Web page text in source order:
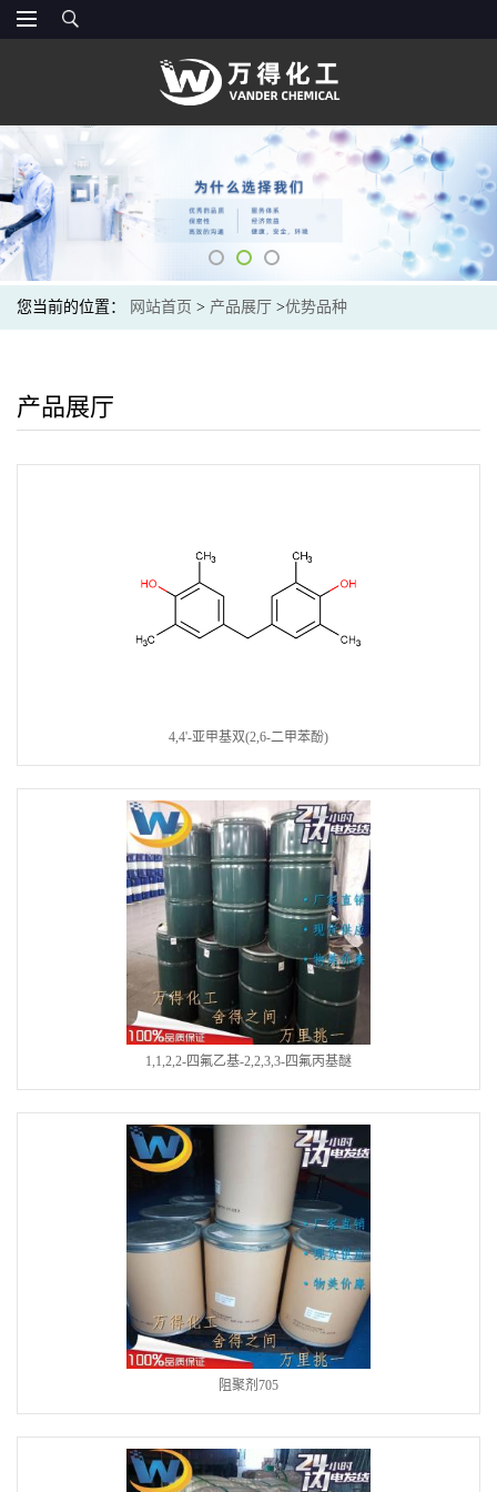
您当前的位置： 网站首页 > 产品展厅 >优势品种
产品展厅
4,4'-亚甲基双(2,6-二甲苯酚)
1,1,2,2-四氟乙基-2,2,3,3-四氟丙基醚
阻聚剂705